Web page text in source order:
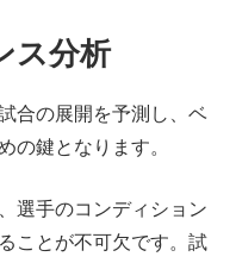
ス分析
合の展開を予測し、ベ
の鍵となります。
選手のコンディション
ことが不可欠です。試